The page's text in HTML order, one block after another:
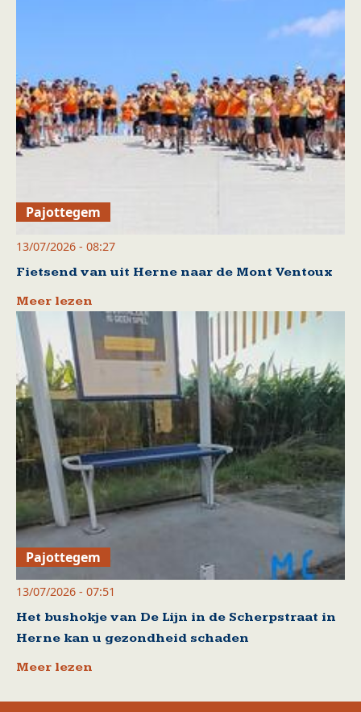
Pajottegem
13/07/2026 - 08:27
Fietsend van uit Herne naar de Mont Ventoux
Meer lezen
Pajottegem
13/07/2026 - 07:51
Het bushokje van De Lijn in de Scherpstraat in
Herne kan u gezondheid schaden
Meer lezen